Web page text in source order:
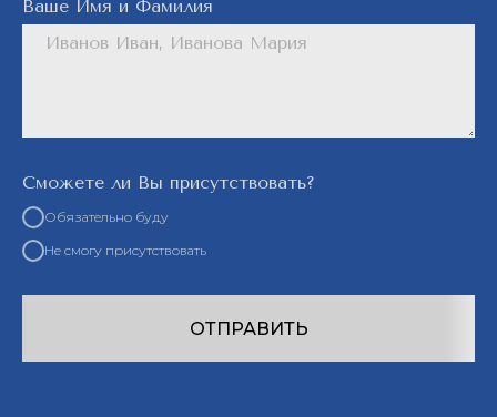
Ваше Имя и Фамилия
Сможете ли Вы присутствовать?
Обязательно буду
Не смогу присутствовать
ОТПРАВИТЬ